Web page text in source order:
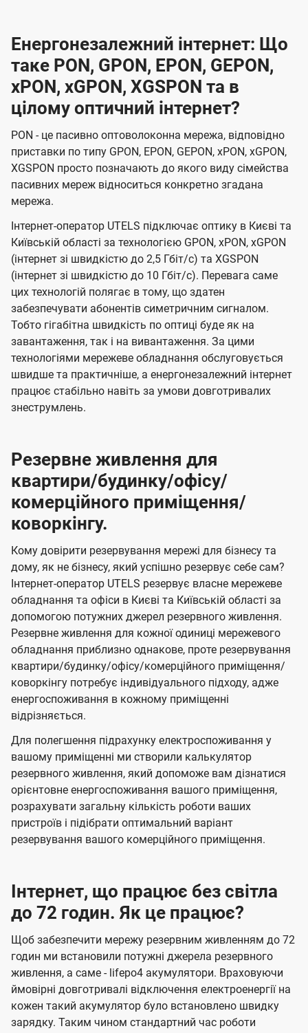
Енергонезалежний інтернет: Що
таке PON, GPON, EPON, GEPON,
xPON, xGPON, XGSPON та в
цілому оптичний інтернет?
PON - це пасивно оптоволоконна мережа, відповідно
приставки по типу GPON, EPON, GEPON, xPON, xGPON,
XGSPON просто позначають до якого виду сімейства
пасивних мереж відноситься конкретно згадана
мережа.
Інтернет-оператор UTELS підключає оптику в Києві та
Київській області за технологією GPON, xPON, xGPON
(інтернет зі швидкістю до 2,5 Гбіт/с) та XGSPON
(інтернет зі швидкістю до 10 Гбіт/с). Перевага саме
цих технологій полягає в тому, що здатен
забезпечувати абонентів симетричним сигналом.
Тобто гігабітна швидкість по оптиці буде як на
завантаження, так і на вивантаження. За цими
технологіями мережеве обладнання обслуговується
швидше та практичніше, а енергонезалежний інтернет
працює стабільно навіть за умови довготривалих
знеструмлень.
Резервне живлення для
квартири/будинку/офісу/
комерційного приміщення/
коворкінгу.
Кому довірити резервування мережі для бізнесу та
дому, як не бізнесу, який успішно резервує себе сам?
Інтернет-оператор UTELS резервує власне мережеве
обладнання та офіси в Києві та Київській області за
допомогою потужних джерел резервного живлення.
Резервне живлення для кожної одиниці мережевого
обладнання приблизно однакове, проте резервування
квартири/будинку/офісу/комерційного приміщення/
коворкінгу потребує індивідуального підходу, адже
енергоспоживання в кожному приміщенні
відрізняється.
Для полегшення підрахунку електроспоживання у
вашому приміщенні ми створили калькулятор
резервного живлення, який допоможе вам дізнатися
орієнтовне енергоспоживання вашого приміщення,
розрахувати загальну кількість роботи ваших
пристроїв і підібрати оптимальний варіант
резервування вашого комерційного приміщення.
Інтернет, що працює без світла
до 72 годин. Як це працює?
Щоб забезпечити мережу резервним живленням до 72
годин ми встановили потужні джерела резервного
живлення, а саме - lifepo4 акумулятори. Враховуючи
ймовірні довготривалі відключення електроенергії на
кожен такий акумулятор було встановлено швидку
зарядку. Таким чином стандартний час роботи